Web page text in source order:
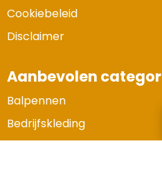
Cookiebeleid
Disclaimer
Aanbevolen
Balpennen
Bedrijfskleding